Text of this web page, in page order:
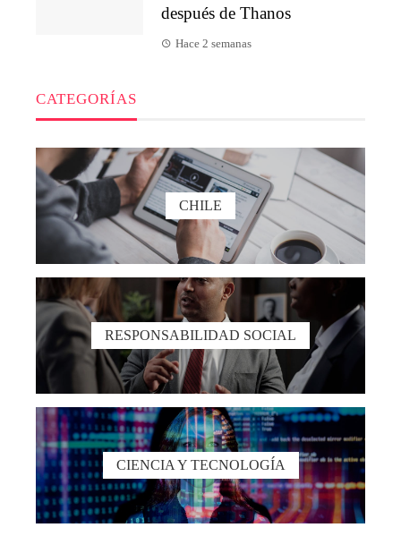
después de Thanos
Hace 2 semanas
CATEGORÍAS
CHILE
RESPONSABILIDAD SOCIAL
CIENCIA Y TECNOLOGÍA